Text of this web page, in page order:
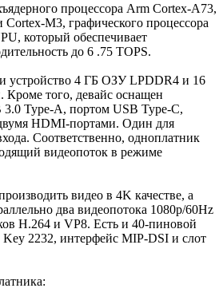
процессора Arm Cortex-A73,
Cortex-M3, графического процессора
который обеспечивает
до 6 .75 TOPS.
устройство 4 ГБ ОЗУ LPDDR4 и 16
того, девайс оснащен
Type-А, портом USB Type-C,
HDMI-портами. Один для
Соответственно, одноплатник
видеопоток в режиме
видео в 4K качестве, а
два видеопотока 1080p/60Hz
H.264 и VP8. Есть и 40-пиновой
2232, интерфейс MIP-DSI и слот